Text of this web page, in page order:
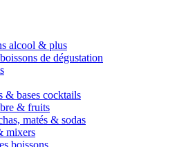
alcool & plus
de dégustation
& bases cocktails
& fruits
matés & sodas
mixers
boissons